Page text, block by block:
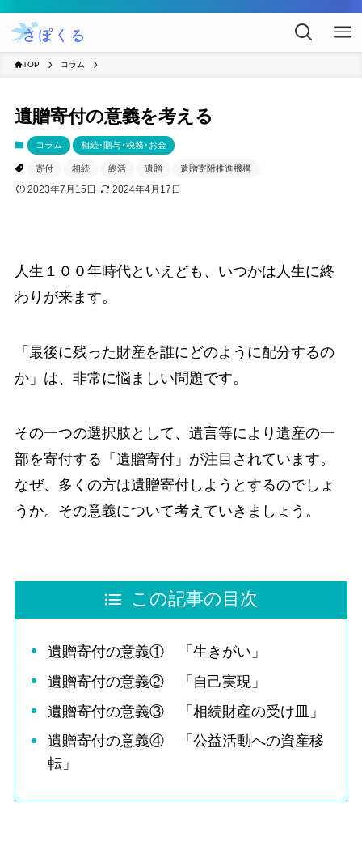
TOP コラム
遺贈寄付の意義を考える
コラム 相続･贈与･税務･お金
寄付 相続 終活 遺贈 遺贈寄附推進機構
2023年7月15日 2024年4月17日
人生１００年時代といえども、いつかは人生に終
わりが来ます。
「最後に残った財産を誰にどのように配分するの
か」は、非常に悩ましい問題です。
その一つの選択肢として、遺言等により遺産の一
部を寄付する「遺贈寄付」が注目されています。
なぜ、多くの方は遺贈寄付しようとするのでしょ
うか。その意義について考えていきましょう。
この記事の目次
遺贈寄付の意義① 「生きがい」
遺贈寄付の意義② 「自己実現」
遺贈寄付の意義③ 「相続財産の受け皿」
遺贈寄付の意義④ 「公益活動への資産移
転」